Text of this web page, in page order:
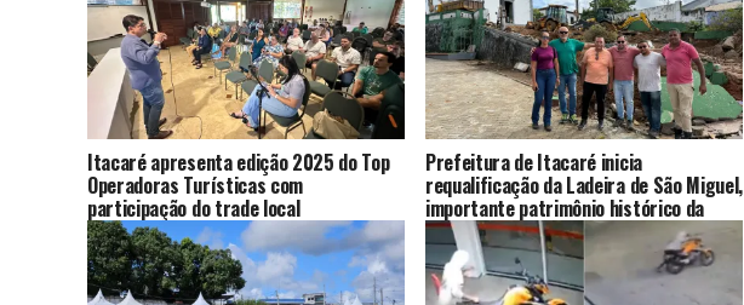
Itacaré apresenta edição 2025 do Top
Operadoras Turísticas com
participação do trade local
Prefeitura de Itacaré inicia
requalificação da Ladeira de São Miguel,
importante patrimônio histórico da
cidade